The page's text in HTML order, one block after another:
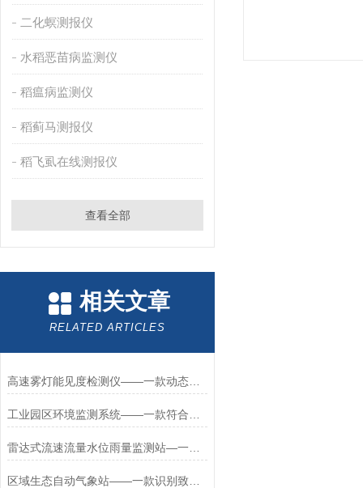
二化螟测报仪
水稻恶苗病监测仪
稻瘟病监测仪
稻蓟马测报仪
稻飞虱在线测报仪
查看全部
相关文章
RELATED ARTICLES
高速雾灯能见度检测仪——一款动态平衡的视频大气能见度分析仪2025+派+送
雷达式流速流量水位雨量监测站—一款城市内涝防治的水位流量流速监测站2025
区域生态自动气象站——一款识别致灾的区域气候生态气象站2025+派+送